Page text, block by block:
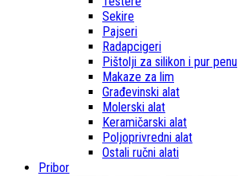
Sekire
Pajseri
Radapcigeri
Pištolji za silikon i pur penu
Makaze za lim
Građevinski alat
Molerski alat
Keramičarski alat
Poljoprivredni alat
Ostali ručni alati
Pribor